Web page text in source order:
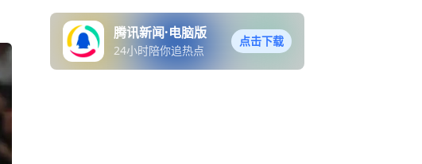
腾讯新闻·电脑版
24小时陪你追热点
点击下载